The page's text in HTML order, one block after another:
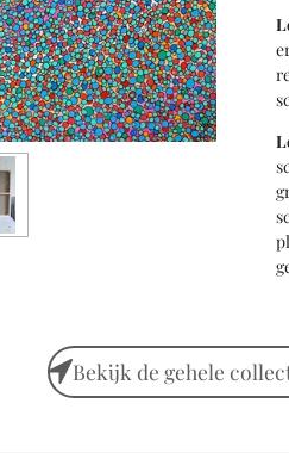
Bekijk de gehele